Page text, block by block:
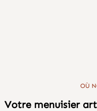
OÙ
Votre menuisier